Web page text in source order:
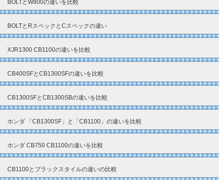
BOLTとW800の違いを比較
BOLTとRスペックとCスペックの違い
XJR1300 CB1100の違いを比較
CB400SFとCB1300SFの違いを比較
CB1300SFとCB1300SBの違いを比較
ホンダ 「CB1300SF」と「CB1100」の違いを比較
ホンダ CB750 CB1100の違いを比較
CB1100とブラックスタイルの違いの比較